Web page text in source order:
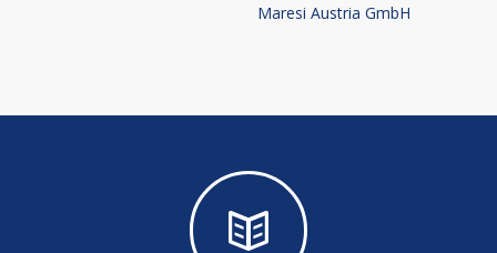
Maresi Austria GmbH